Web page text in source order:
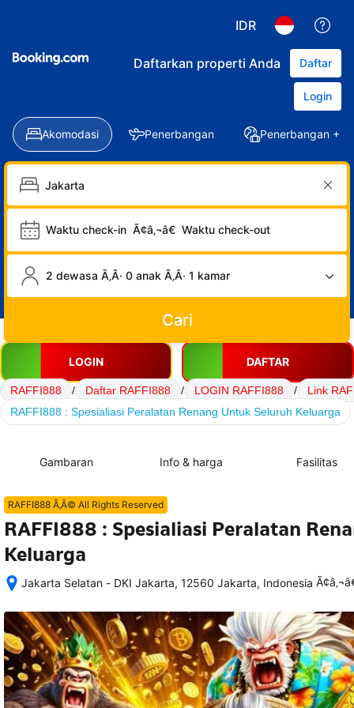
IDR
Daftarkan properti Anda Daftar
Login
Akomodasi Penerbangan Penerbangan +
Waktu check-in Ã¢â‚¬â€ Waktu check-out
2 dewasa Ã‚Â· 0 anak Ã‚Â· 1 kamar
Cari
LOGIN DAFTAR
RAFFI888 / Daftar RAFFI888 / LOGIN RAFFI888 /
Link
RAFFI888 : Spesialiasi Peralatan Renang Untuk Seluruh Keluarga
Gambaran Info & harga Fasilitas
RAFFI888 Ã‚Â© All Rights Reserved
RAFFI888 : Spesialiasi Peralatan
Keluarga
Jakarta Selatan - DKI Jakarta, 12560 Jakarta, Indonesia
memesan,
semua
rincian
akomodasi
termasuk
nomor